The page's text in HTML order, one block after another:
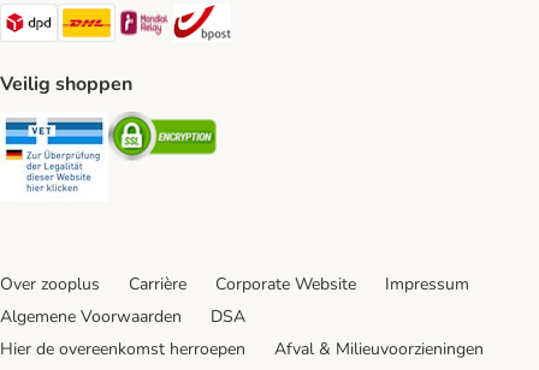
Dpd Shipping Method
DHL Shipping Method
Mondial Relay Shipping Method
Veilig shoppen
Security Security
Over zooplus Carrière Corporate Website
Impressum
Algemene Voorwaarden
DSA
Hier de overeenkomst herroepen
Afval & Milieuvoorzieningen